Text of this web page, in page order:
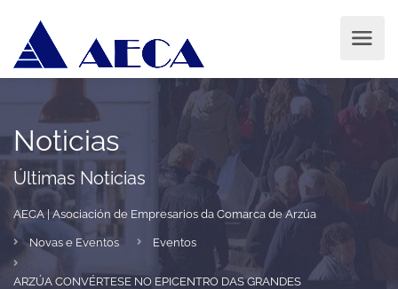
Noticias
Últimas Noticias
AECA | Asociación de Empresarios da Comarca de Arzúa
Novas e Eventos Eventos
ARZÚA CONVÉRTESE NO EPICENTRO DAS GRANDES